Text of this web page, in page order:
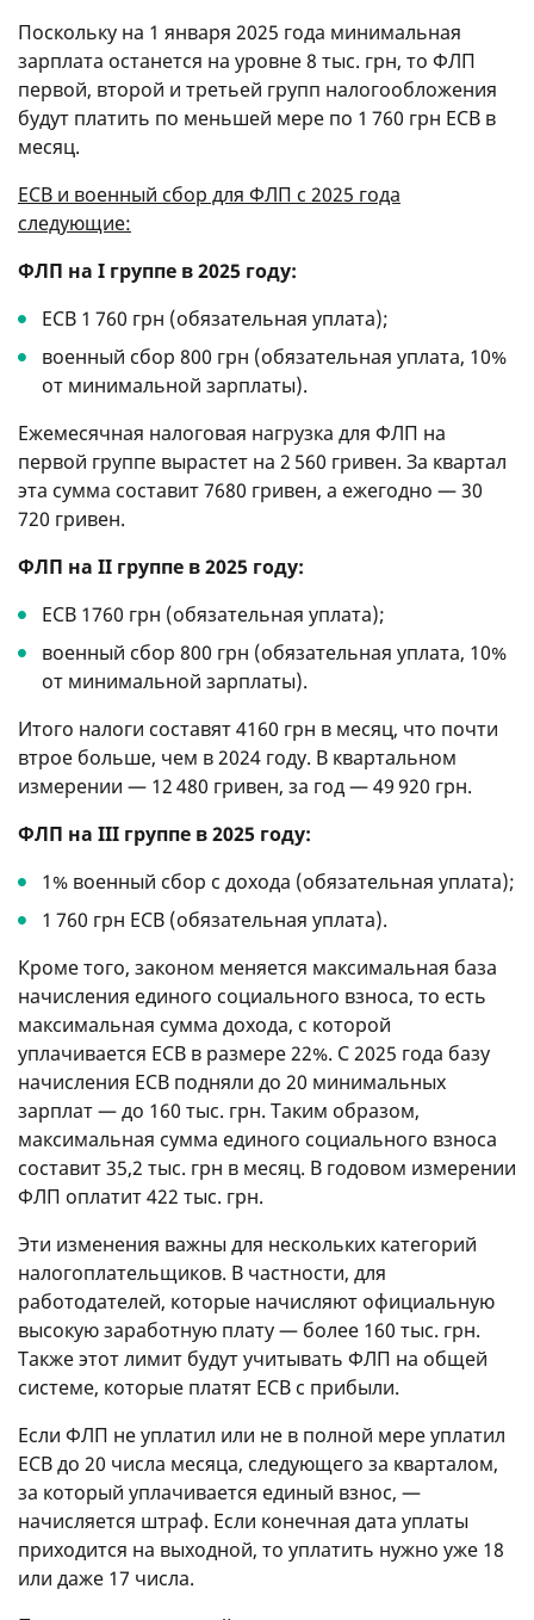
Поскольку на 1 января 2025 года минимальная
зарплата останется на уровне 8 тыс. грн, то ФЛП
первой, второй и третьей групп налогообложения
будут платить по меньшей мере по 1 760 грн ЕСВ в
месяц.
ЕСВ и военный сбор для ФЛП с 2025 года
следующие:
ФЛП на I группе в 2025 году:
ЕСВ 1 760 грн (обязательная уплата);
военный сбор 800 грн (обязательная уплата, 10%
от минимальной зарплаты).
Ежемесячная налоговая нагрузка для ФЛП на
первой группе вырастет на 2 560 гривен. За квартал
эта сумма составит 7680 гривен, а ежегодно — 30
720 гривен.
ФЛП на II группе в 2025 году:
ЕСВ 1760 грн (обязательная уплата);
военный сбор 800 грн (обязательная уплата, 10%
от минимальной зарплаты).
Итого налоги составят 4160 грн в месяц, что почти
втрое больше, чем в 2024 году. В квартальном
измерении — 12 480 гривен, за год — 49 920 грн.
ФЛП на III группе в 2025 году:
1% военный сбор с дохода (обязательная уплата);
1 760 грн ЕСВ (обязательная уплата).
Кроме того, законом меняется максимальная база
начисления единого социального взноса, то есть
максимальная сумма дохода, с которой
уплачивается ЕСВ в размере 22%. С 2025 года базу
начисления ЕСВ подняли до 20 минимальных
зарплат — до 160 тыс. грн. Таким образом,
максимальная сумма единого социального взноса
составит 35,2 тыс. грн в месяц. В годовом измерении
ФЛП оплатит 422 тыс. грн.
Эти изменения важны для нескольких категорий
налогоплательщиков. В частности, для
работодателей, которые начисляют официальную
высокую заработную плату — более 160 тыс. грн.
Также этот лимит будут учитывать ФЛП на общей
системе, которые платят ЕСВ с прибыли.
Если ФЛП не уплатил или не в полной мере уплатил
ЕСВ до 20 числа месяца, следующего за кварталом,
за который уплачивается единый взнос, —
начисляется штраф. Если конечная дата уплаты
приходится на выходной, то уплатить нужно уже 18
или даже 17 числа.